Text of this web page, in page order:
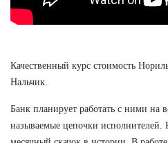
Качественный курс стоимость
Нальчик.
Банк планирует работать с ними на
называемые цепочки исполнителей.